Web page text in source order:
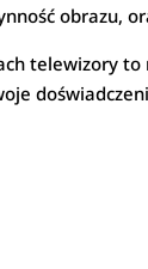
obrazu,
telewizory